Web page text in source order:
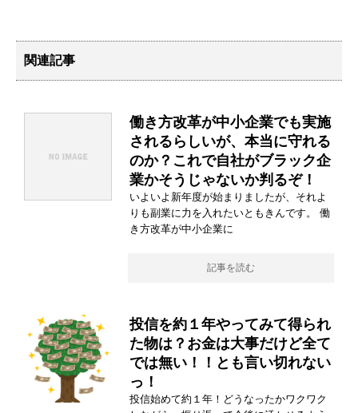
関連記事
働き方改革が中小企業でも実施
されるらしいが、本当に守れる
のか？これで自社がブラック企
業かそうじゃないか判るぞ！
いよいよ新年度が始まりましたが、それよ
りも副業に力を入れたいともきんです。 働
き方改革が中小企業に
記事を読む
投信を約１年やってみて得られ
た物は？お金は大事だけど全て
では無い！！とも言い切れない
っ！
投信始めて約１年！どうなったかワクワク